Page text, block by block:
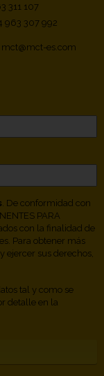
311 107
963 307 992
mct@mct-es.com
. De conformidad con
PARA
con la finalidad de
Para obtener más
ejercer sus derechos,
tal y como se
detalle en la